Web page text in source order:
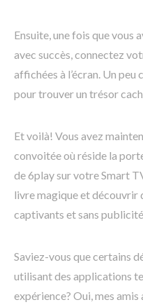
Ensuite, une fois que vous
avec succès, connectez
affichées à l’écran. Un
pour trouver un trésor
Et voilà! Vous avez
convoitée où réside la
de 6play sur votre Smart
livre magique et découvrir
captivants et sans
Saviez-vous que certains
utilisant des applications
expérience? Oui, mes